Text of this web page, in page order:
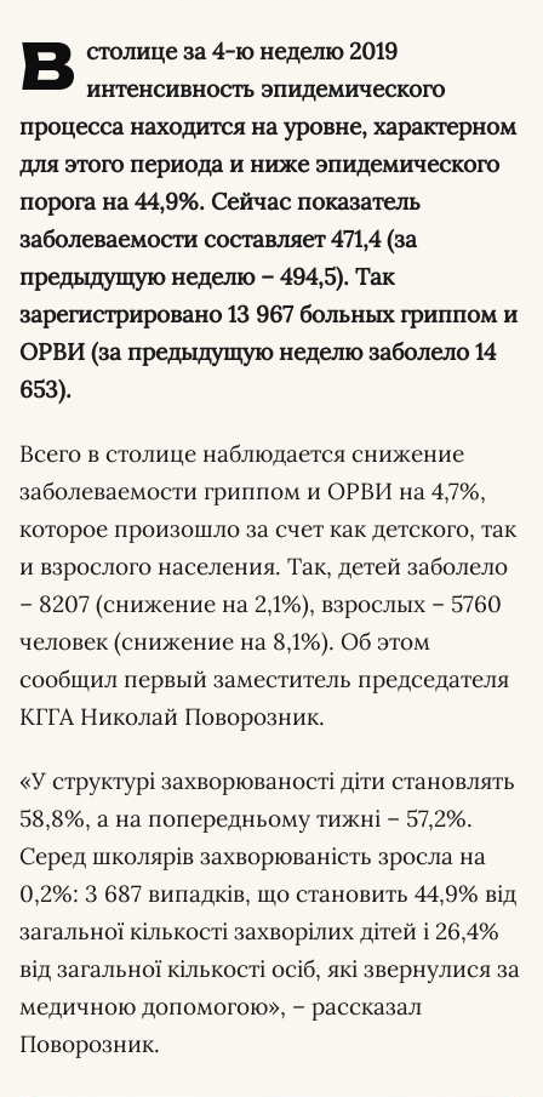
В столице за 4-ю неделю 2019
интенсивность эпидемического
процесса находится на уровне, характерном
для этого периода и ниже эпидемического
порога на 44,9%. Сейчас показатель
заболеваемости составляет 471,4 (за
предыдущую неделю – 494,5). Так
зарегистрировано 13 967 больных гриппом и
ОРВИ (за предыдущую неделю заболело 14
653).
Всего в столице наблюдается снижение
заболеваемости гриппом и ОРВИ на 4,7%,
которое произошло за счет как детского, так
и взрослого населения. Так, детей заболело
– 8207 (снижение на 2,1%), взрослых – 5760
человек (снижение на 8,1%). Об этом
сообщил первый заместитель председателя
КГГА Николай Поворозник.
«У структурі захворюваності діти становлять
58,8%, а на попередньому тижні – 57,2%.
Серед школярів захворюваність зросла на
0,2%: 3 687 випадків, що становить 44,9% від
загальної кількості захворілих дітей і 26,4%
від загальної кількості осіб, які звернулися за
медичною допомогою», – рассказал
Поворозник.